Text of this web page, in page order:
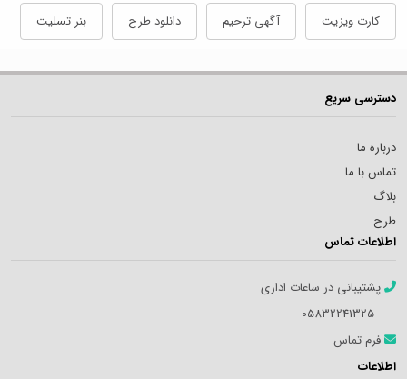
کارت ویزیت آگهی ترحیم دانلود طرح بنر تسلیت
دسترسی سریع
درباره ما
تماس با ما
بلاگ
طرح
اطلاعات تماس
پشتیبانی در ساعات اداری
05832241325
فرم تماس
اطلاعات